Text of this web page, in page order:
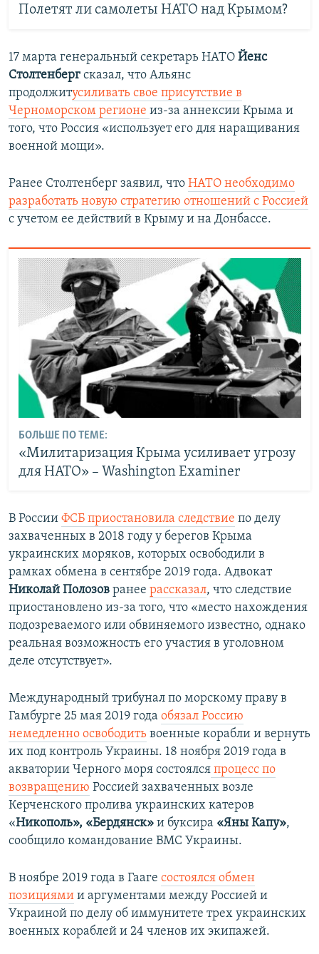
Полетят ли самолеты НАТО над Крымом?
17 марта генеральный секретарь НАТО Йенс
Столтенберг сказал, что Альянс
продолжитусиливать свое присутствие в
Черноморском регионе из-за аннексии Крыма и
того, что Россия «использует его для наращивания
военной мощи».
Ранее Столтенберг заявил, что НАТО необходимо
разработать новую стратегию отношений с Россией
с учетом ее действий в Крыму и на Донбассе.
БОЛЬШЕ ПО ТЕМЕ:
«Милитаризация Крыма усиливает угрозу
для НАТО» – Washington Examiner
В России ФСБ приостановила следствие по делу
захваченных в 2018 году у берегов Крыма
украинских моряков, которых освободили в
рамках обмена в сентябре 2019 года. Адвокат
Николай Полозов ранее рассказал, что следствие
приостановлено из-за того, что «место нахождения
подозреваемого или обвиняемого известно, однако
реальная возможность его участия в уголовном
деле отсутствует».
Международный трибунал по морскому праву в
Гамбурге 25 мая 2019 года обязал Россию
немедленно освободить военные корабли и вернуть
их под контроль Украины.​ 18 ноября 2019 года в
акватории Черного моря состоялся процесс по
возвращению Россией захваченных возле
Керченского пролива украинских катеров
«Никополь», «Бердянск» и буксира «Яны Капу»,
сообщило командование ВМС Украины.
В ноябре 2019 года в Гааге состоялся обмен
позициями и аргументами между Россией и
Украиной по делу об иммунитете трех украинских
военных кораблей и 24 членов их экипажей.